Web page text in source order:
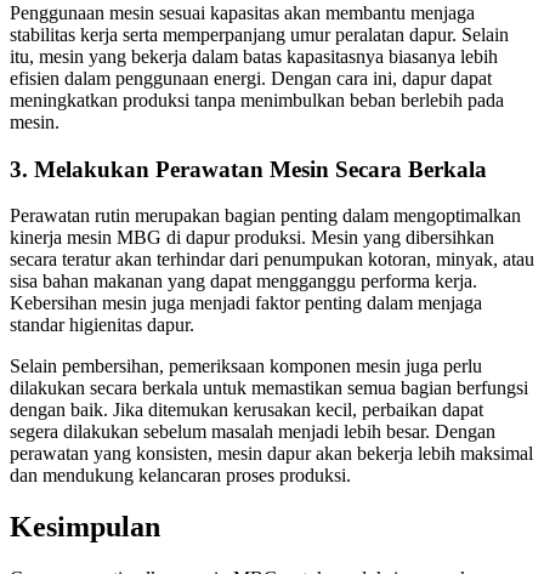
Penggunaan mesin sesuai kapasitas akan membantu menjaga
stabilitas kerja serta memperpanjang umur peralatan dapur. Selain
itu, mesin yang bekerja dalam batas kapasitasnya biasanya lebih
efisien dalam penggunaan energi. Dengan cara ini, dapur dapat
meningkatkan produksi tanpa menimbulkan beban berlebih pada
mesin.
3. Melakukan Perawatan Mesin Secara Berkala
Perawatan rutin merupakan bagian penting dalam mengoptimalkan
kinerja mesin MBG di dapur produksi. Mesin yang dibersihkan
secara teratur akan terhindar dari penumpukan kotoran, minyak, atau
sisa bahan makanan yang dapat mengganggu performa kerja.
Kebersihan mesin juga menjadi faktor penting dalam menjaga
standar higienitas dapur.
Selain pembersihan, pemeriksaan komponen mesin juga perlu
dilakukan secara berkala untuk memastikan semua bagian berfungsi
dengan baik. Jika ditemukan kerusakan kecil, perbaikan dapat
segera dilakukan sebelum masalah menjadi lebih besar. Dengan
perawatan yang konsisten, mesin dapur akan bekerja lebih maksimal
dan mendukung kelancaran proses produksi.
Kesimpulan